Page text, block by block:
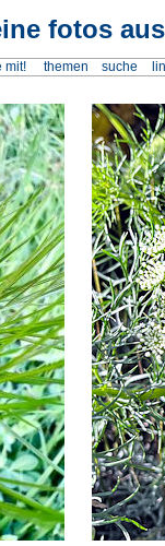
fotos
mit! themen suche